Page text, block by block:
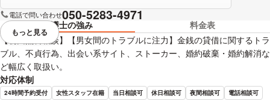
電話で問い合わせ050-5283-4971
弁護士の強み
料金表
【初回無料相談】【男女間のトラブルに注力】金銭の貸借に関するトラ
ブル、不貞行為、出会い系サイト、ストーカー、婚約破棄・婚約解消な
ど幅広く取扱い。
対応体制
24時間予約受付 女性スタッフ在籍 当日相談可 休日相談可 夜間相談可 電話相談可
視覚的に省略されている要素を
もっと見る